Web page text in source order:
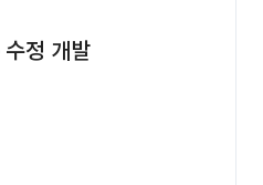
정 개발